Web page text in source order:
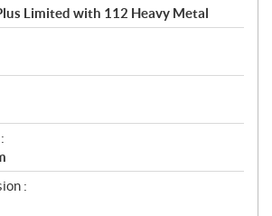
Limited with 112 Heavy Metal
: